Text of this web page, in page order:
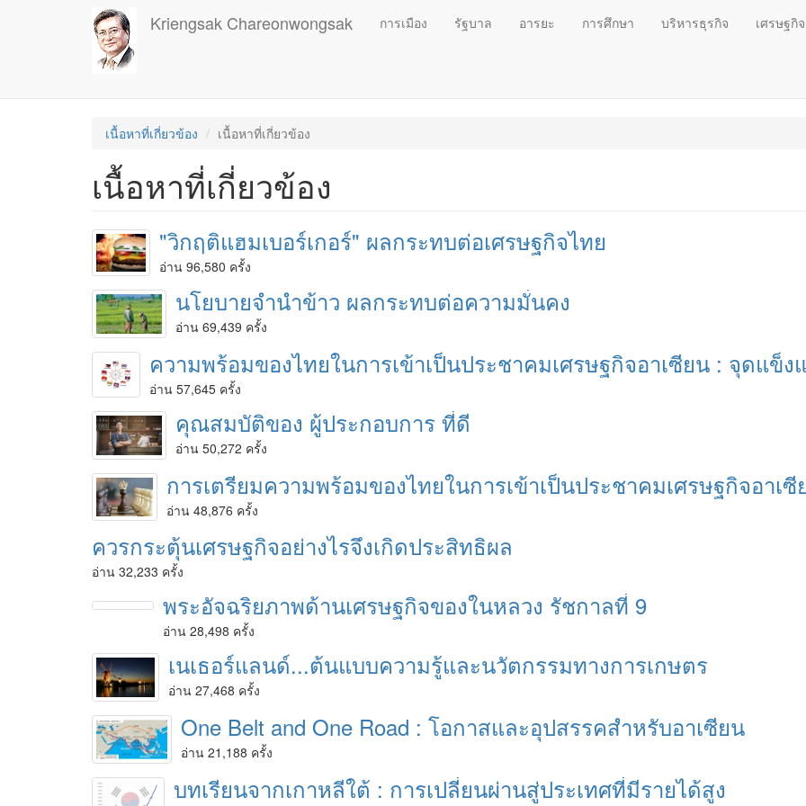
Kriengsak Chareonwongsak การเมือง รัฐบาล อารยะ การศึกษา บริหารธุรกิจ เศรษฐกิจ
เนื้อหาที่เกี่ยวข้อง เนื้อหาที่เกี่ยวข้อง
เนื้อหาที่เกี่ยวข้อง
"วิกฤติแฮมเบอร์เกอร์" ผลกระทบต่อเศรษฐกิจไทย
อ่าน 96,580 ครั้ง
นโยบายจำนำข้าว ผลกระทบต่อความมั่นคง
อ่าน 69,439 ครั้ง
ความพร้อมของไทยในการเข้าเป็นประชาคมเศรษฐกิจอาเซียน : จุดแข็
อ่าน 57,645 ครั้ง
คุณสมบัติของ ผู้ประกอบการ ที่ดี
อ่าน 50,272 ครั้ง
การเตรียมความพร้อมของไทยในการเข้าเป็นประชาคมเศรษฐกิจอาเซี
อ่าน 48,876 ครั้ง
ควรกระตุ้นเศรษฐกิจอย่างไรจึงเกิดประสิทธิผล
อ่าน 32,233 ครั้ง
พระอัจฉริยภาพด้านเศรษฐกิจของในหลวง รัชกาลที่ 9
อ่าน 28,498 ครั้ง
เนเธอร์แลนด์...ต้นแบบความรู้และนวัตกรรมทางการเกษตร
อ่าน 27,468 ครั้ง
One Belt and One Road : โอกาสและอุปสรรคสำหรับอาเซียน
อ่าน 21,188 ครั้ง
บทเรียนจากเกาหลีใต้ : การเปลี่ยนผ่านสู่ประเทศที่มีรายได้สูง